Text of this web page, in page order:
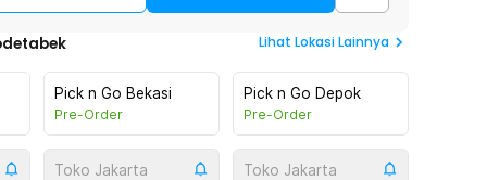
Lihat Lokasi Lainnya
Pick n Go Bekasi
Pre-Order
Pick n Go Depok
Pre-Order
Toko Jakarta
Toko Jakarta